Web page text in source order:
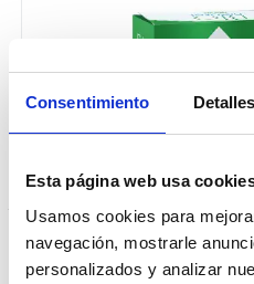
Consentimiento Detalles
Esta página web usa
Usamos cookies para
navegación, mostrarle
personalizados y analizar